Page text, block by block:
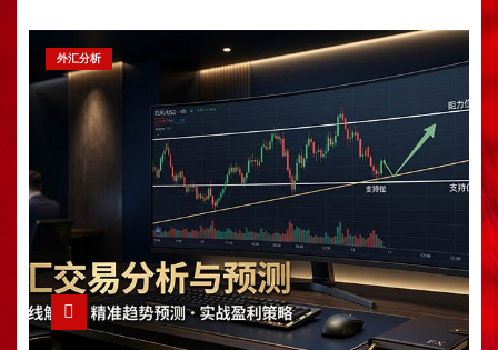
外汇分析